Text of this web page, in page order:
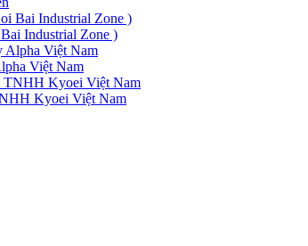
Industrial Zone )
Việt Nam
Kyoei Việt Nam